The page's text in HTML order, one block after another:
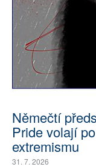
Němečtí
Pride volají
extremismu
31. 7. 2026